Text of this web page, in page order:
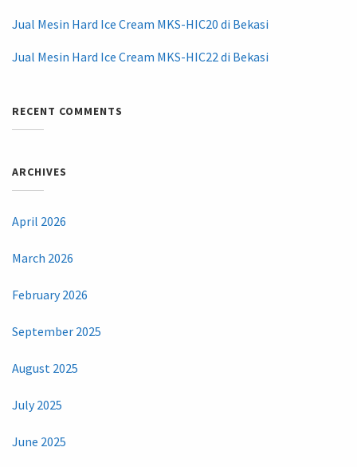
Jual Mesin Hard Ice Cream MKS-HIC20 di Bekasi
Jual Mesin Hard Ice Cream MKS-HIC22 di Bekasi
RECENT COMMENTS
ARCHIVES
April 2026
March 2026
February 2026
September 2025
August 2025
July 2025
June 2025